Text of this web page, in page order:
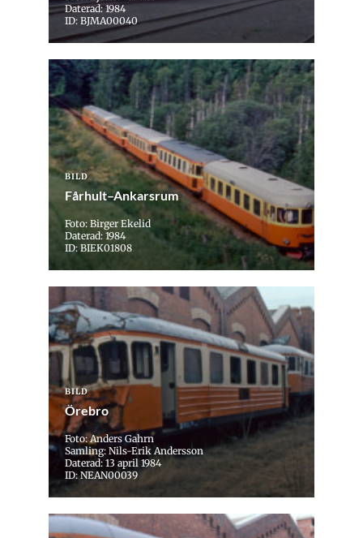
Daterad: 1984
ID: BJMA00040
BILD
Fårhult–Ankarsrum
Foto: Birger Ekelid
Daterad: 1984
ID: BIEK01808
BILD
Örebro
Foto: Anders Gahrn
Samling: Nils-Erik Andersson
Daterad: 13 april 1984
ID: NEAN00039